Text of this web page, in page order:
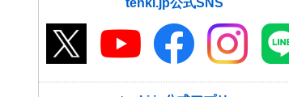
tenki.jp公式SNS